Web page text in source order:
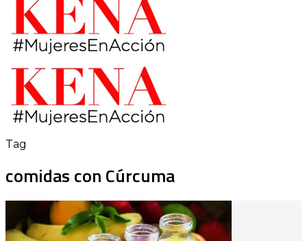
Tag
comidas con Cúrcuma